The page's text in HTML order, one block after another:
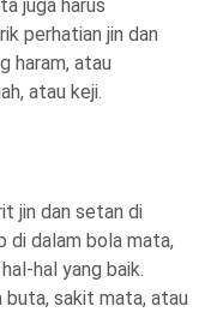
juga harus
perhatian jin dan
haram, atau
atau keji.
jin dan setan di
di dalam bola mata,
hal yang baik.
buta, sakit mata, atau